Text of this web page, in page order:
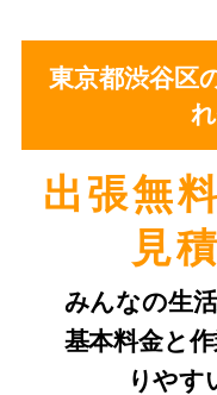
東京都渋谷区
出張無
⾒
みんなの⽣
基本料金と
りやす